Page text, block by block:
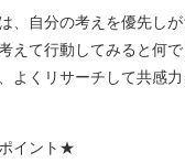
、自分の考えを優先し
えて行動してみると何
よくリサーチして共感
イント★